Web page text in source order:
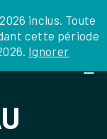
inclus. Toute
cette période
Ignorer
0 ARTICLE